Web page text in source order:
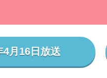
4月16日放送